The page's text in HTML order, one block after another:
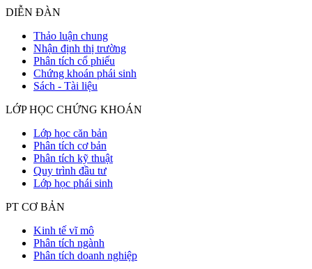
DIỄN ĐÀN
Thảo luận chung
Nhận định thị trường
Phân tích cổ phiếu
Chứng khoán phái sinh
Sách - Tài liệu
LỚP HỌC CHỨNG KHOÁN
Lớp học căn bản
Phân tích cơ bản
Phân tích kỹ thuật
Quy trình đầu tư
Lớp học phái sinh
PT CƠ BẢN
Kinh tế vĩ mô
Phân tích ngành
Phân tích doanh nghiệp